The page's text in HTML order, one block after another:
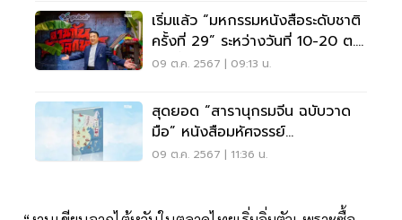
เริ่มแล้ว “มหกรรมหนังสือระดับชาติ
ครั้งที่ 29” ระหว่างวันที่ 10-20 ต.ค
67 นี้
09 ต.ค. 2567 | 09:13 น.
สุดยอด “สารานุกรมจีน ฉบับวาด
มือ” หนังสือมหัศจรรย์
ประวัติศาสตร์ 5,000 ปี
09 ต.ค. 2567 | 11:36 น.